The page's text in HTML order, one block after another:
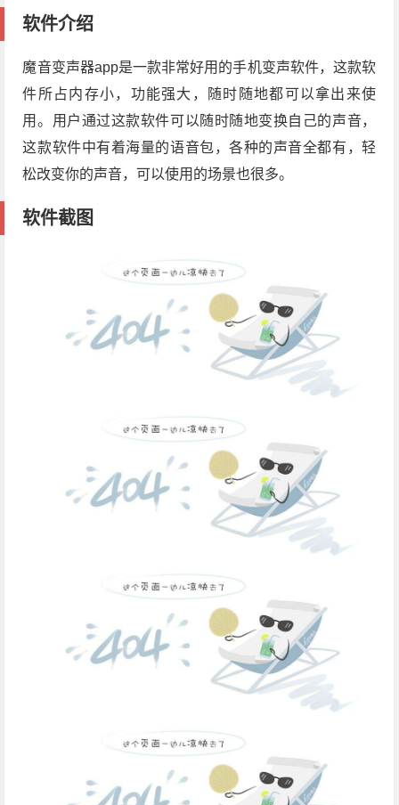
软件介绍
魔音变声器app是一款非常好用的手机变声软件，这款软
件所占内存小，功能强大，随时随地都可以拿出来使
用。用户通过这款软件可以随时随地变换自己的声音，
这款软件中有着海量的语音包，各种的声音全都有，轻
松改变你的声音，可以使用的场景也很多。
软件截图